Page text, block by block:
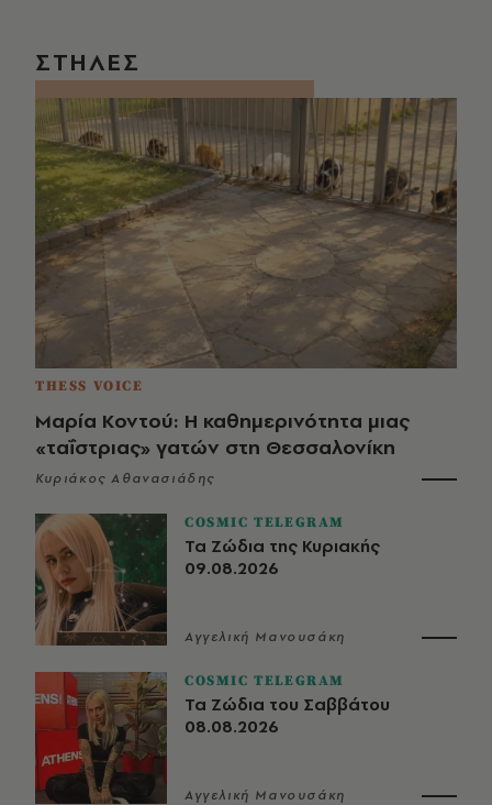
ΣΤΗΛΕΣ
THESS VOICE
Μαρία Κοντού: Η καθημερινότητα μιας
«ταΐστριας» γατών στη Θεσσαλονίκη
Κυριάκος Αθανασιάδης
COSMIC TELEGRAM
Τα Ζώδια της Κυριακής
09.08.2026
Αγγελική Μανουσάκη
COSMIC TELEGRAM
Τα Ζώδια του Σαββάτου
08.08.2026
Αγγελική Μανουσάκη